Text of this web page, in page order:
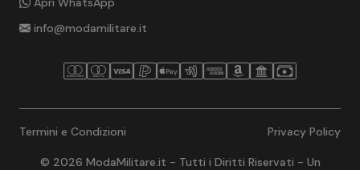
info@modamilitare.it
Termini e Condizioni Privacy Policy
© 2026 ModaMilitare.it - Tutti i Diritti Riservati - Un